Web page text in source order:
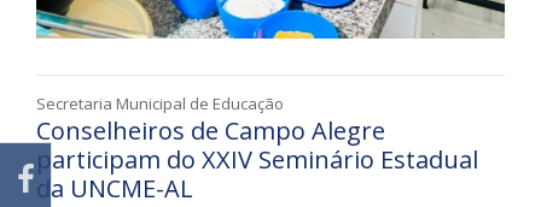
Secretaria Municipal de Educação
Conselheiros de Campo Alegre
participam do XXIV Seminário Estadual
da UNCME-AL